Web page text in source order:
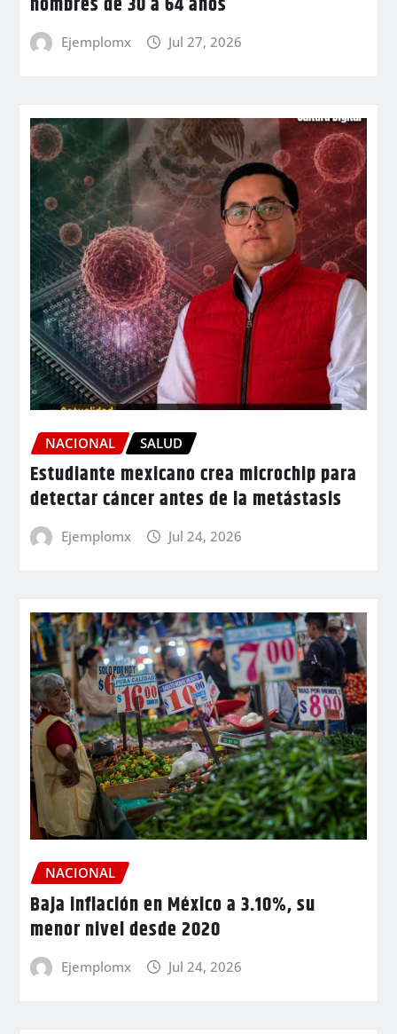
Ejemplomx Jul 27, 2026
NACIONAL SALUD
Estudiante mexicano crea microchip para
detectar cáncer antes de la metástasis
Ejemplomx Jul 24, 2026
NACIONAL
Baja inflación en México a 3.10%, su
menor nivel desde 2020
Ejemplomx Jul 24, 2026